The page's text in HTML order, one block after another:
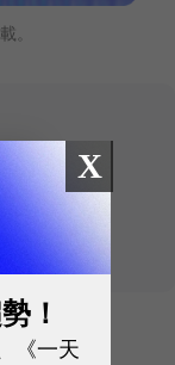
。
X
！
《一天